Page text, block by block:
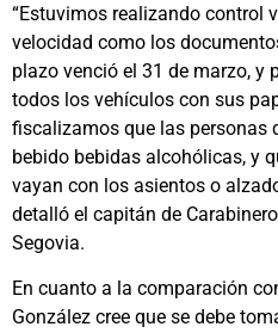
“Estuvimos realizando control
velocidad como los
plazo venció el 31 de marzo, y
todos los vehículos con sus
fiscalizamos que las personas
bebido bebidas alcohólicas, y
vayan con los asientos o
detalló el capitán de
Segovia.
En cuanto a la comparación
González cree que se debe